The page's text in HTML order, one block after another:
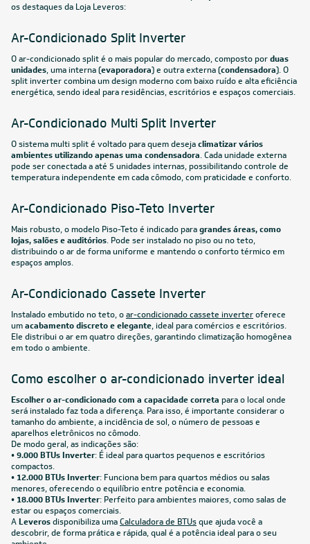
Lite 22.000 BTUs R-32 Só Frio 220V
R$ 3.571,05à vista
ou8xdeR$ 469,88
FRETE REDUZIDO
R$ 1.889,55à vista
ou8xdeR$ 248,63
FRETE REDUZIDO